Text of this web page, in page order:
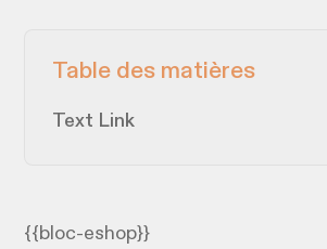
Table des matières
Text Link
{{bloc-eshop}}